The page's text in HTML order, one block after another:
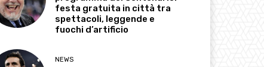
festa gratuita in città tra
spettacoli, leggende e
fuochi d’artificio
NEWS